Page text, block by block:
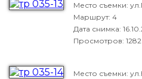
Место съемки:
Маршрут: 4
Дата снимка:
Просмотров: 1282
Место съемки: